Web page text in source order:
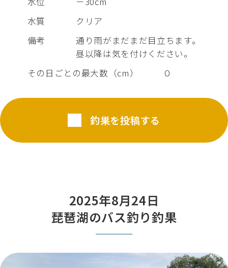
水質
クリア
備考
通り雨がまだまだ目立ちます。
昼以降は気を付けください。
その日ごとの最大数（cm）
０
釣果を投稿する
2025年8月24日
琵琶湖のバス釣り釣果